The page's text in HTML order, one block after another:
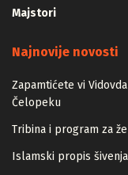
Majstori
Najnovije novosti
Zapamtićete vi
Čelopeku
Tribina i program za
Islamski propis